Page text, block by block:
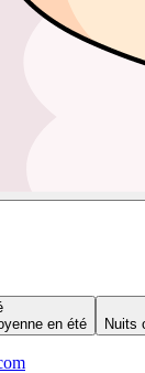
en été
Nuits